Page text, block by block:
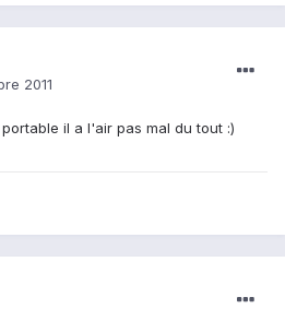
2011
il a l'air pas mal du tout :)